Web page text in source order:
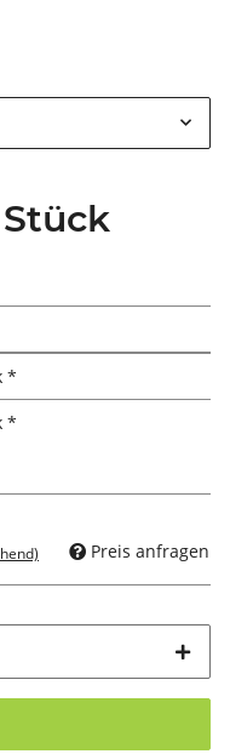
*
*
Preis anfragen